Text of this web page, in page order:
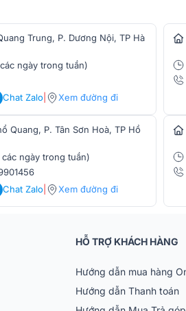
cường độ lớn,
việc bền bỉ
Trung, P. Dương Nội, TP Hà
ngày trong tuần)
Chat Zalo| Xem đường đi
Quang, P. Tân Sơn Hoà, TP Hồ
các ngày trong tuần)
Chat Zalo| Xem đường đi
HỖ TRỢ KHÁCH HÀNG
Hướng dẫn mua hàng
Hướng dẫn Thanh toán